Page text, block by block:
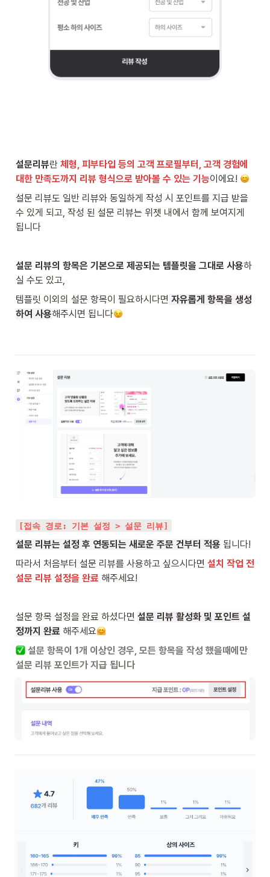
설문리뷰란 체형, 피부타입 등의 고객 프로필부터, 고객 경험에
대한 만족도까지 리뷰 형식으로 받아볼 수 있는 기능이에요!
설문 리뷰도 일반 리뷰와 동일하게 작성 시 포인트를 지급 받을
수 있게 되고, 작성 된 설문 리뷰는 위젯 내에서 함께 보여지게
됩니다
설문 리뷰의 항목은 기본으로 제공되는 템플릿을 그대로 사용하
실 수도 있고,
템플릿 이외의 설문 항목이 필요하시다면 자유롭게 항목을 생성
하여 사용해주시면 됩니다
[접속 경로: 기본 설정 > 설문 리뷰]
설문 리뷰는 설정 후 연동되는 새로운 주문 건부터 적용 됩니다!
따라서 처음부터 설문 리뷰를 사용하고 싶으시다면 설치 작업 전
설문 리뷰 설정을 완료 해주세요!
설문 항목 설정을 완료 하셨다면 설문 리뷰 활성화 및 포인트 설
정까지 완료 해주세요
설문 항목이 1개 이상인 경우, 모든 항목을 작성 했을때에만
설문 리뷰 포인트가 지급 됩니다